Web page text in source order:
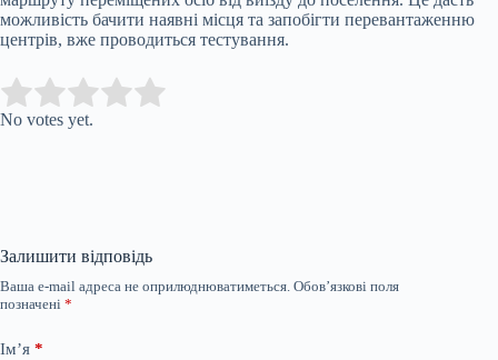
можливість бачити наявні місця та запобігти перевантаженню
центрів, вже проводиться тестування.
Rate this item:
No votes yet.
Залишити відповідь
Ваша e-mail адреса не оприлюднюватиметься. Обов’язкові поля
позначені *
Ім’я *